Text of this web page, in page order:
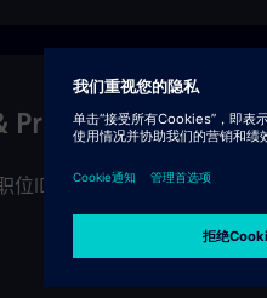
Procurement
位ID: 515865 • Finance